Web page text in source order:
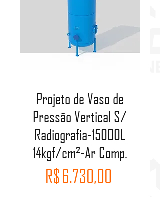
Projeto de Vaso de
Pressão Vertical S/
Radiografia-15000L
14kgf/cm²-Ar Comp.
R$ 6.730,00